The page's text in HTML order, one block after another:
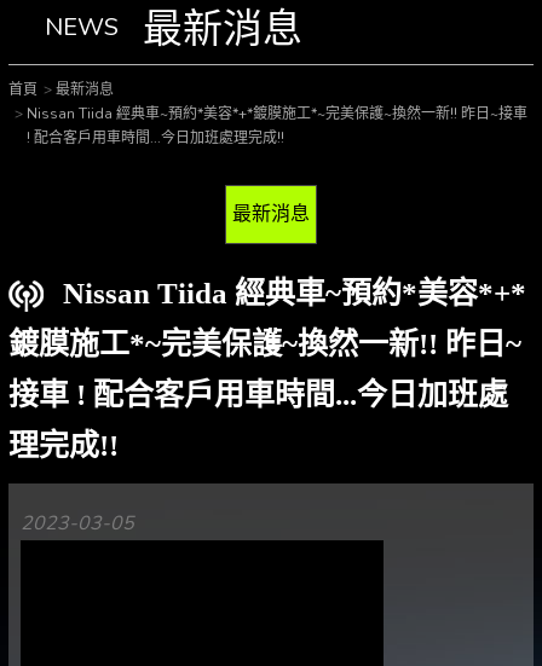
NEWS 最新消息
首頁
最新消息
Nissan Tiida 經典車~預約*美容*+*鍍膜施工*~完美保護~換然一新!! 昨日~接車
! 配合客戶用車時間...今日加班處理完成!!
最新消息
Nissan Tiida 經典車~預約*美容*+*
鍍膜施工*~完美保護~換然一新!! 昨日~
接車 ! 配合客戶用車時間...今日加班處
理完成!!
2023-03-05